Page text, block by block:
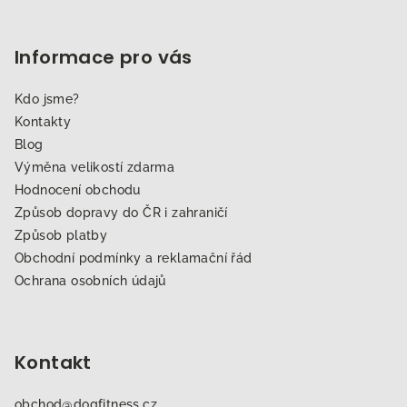
Informace pro vás
Kdo jsme?
Kontakty
Blog
Výměna velikostí zdarma
Hodnocení obchodu
Způsob dopravy do ČR i zahraničí
Způsob platby
Obchodní podmínky a reklamační řád
Ochrana osobních údajů
Kontakt